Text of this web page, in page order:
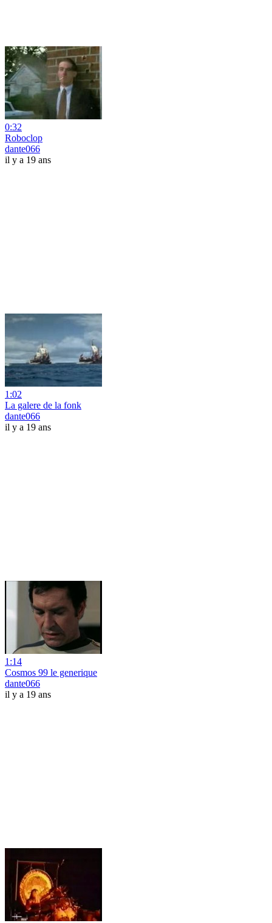
0:32
Roboclop
dante066
il y a 19 ans
1:02
La galere de la fonk
dante066
il y a 19 ans
1:14
Cosmos 99 le generique
dante066
il y a 19 ans